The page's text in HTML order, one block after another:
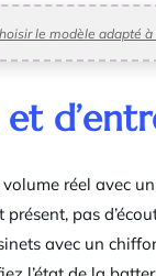
le modèle adapté
et
réel avec
pas
avec un